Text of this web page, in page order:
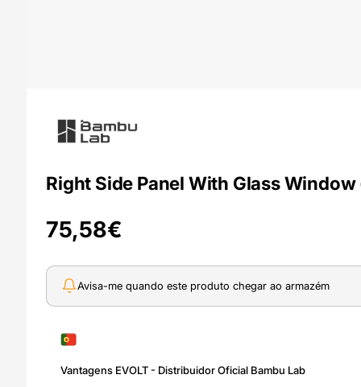
Right Side Panel With Glass Window
75,58€
Avisa-me quando este produto chegar ao armazém
Vantagens EVOLT - Distribuidor Oficial Bambu Lab